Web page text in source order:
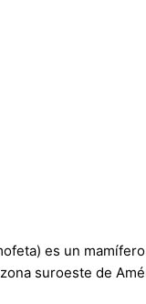
es un
suroeste de